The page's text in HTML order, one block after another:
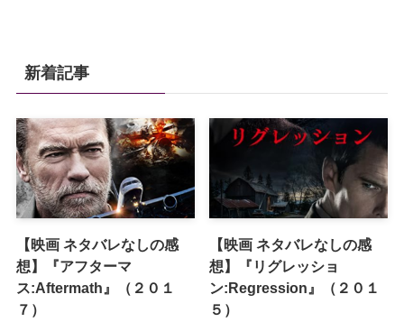
新着記事
【映画 ネタバレなしの感
想】『アフターマ
ス:Aftermath』（２０１
７）
【映画 ネタバレなしの感
想】『リグレッショ
ン:Regression』（２０１
５）